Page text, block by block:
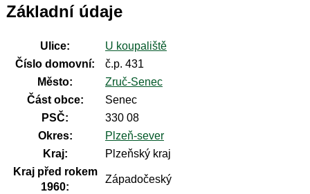
Základní údaje
Ulice:
U koupaliště
Číslo domovní:
č.p. 431
Město:
Zruč-Senec
Část obce:
Senec
PSČ:
330 08
Okres:
Plzeň-sever
Kraj:
Plzeňský kraj
Kraj před rokem
1960:
Západočeský